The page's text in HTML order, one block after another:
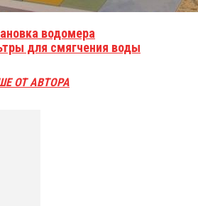
водомера
для смягчения воды
ОТ АВТОРА